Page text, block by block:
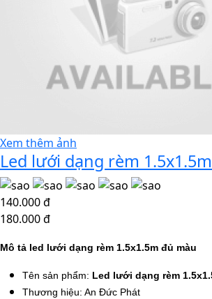
Xem thêm ảnh
Led lưới dạng rèm
140.000 đ
180.000 đ
Mô tả led lưới dạng rèm 1.5x1.5m đủ màu
Tên sản phẩm: Led lưới dạng rèm
Thương hiệu: An Đức Phát